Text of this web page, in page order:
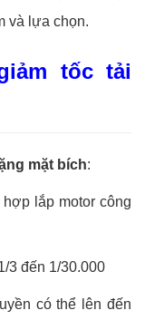
và lựa chọn.
tốc tải
mặt bích:
lắp motor công
3 đến 1/30.000
có thể lên đến